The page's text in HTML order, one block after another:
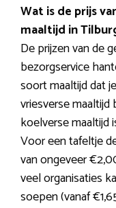
Wat is de prijs
maaltijd in
De prijzen van de
bezorgservice
soort maaltijd dat
vriesverse
koelverse maaltijd
Voor een tafeltje
van ongeveer
veel organisaties
soepen (vanaf